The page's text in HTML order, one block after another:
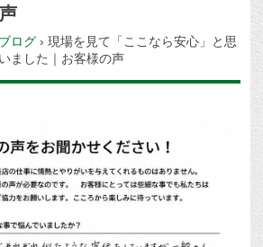
ログ › 現場を見て「ここなら安心」と思
いました｜お客様の声